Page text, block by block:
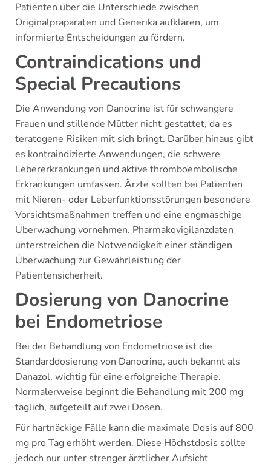
Patienten über die Unterschiede zwischen
Originalpräparaten und Generika aufklären, um
informierte Entscheidungen zu fördern.
Contraindications und
Special Precautions
Die Anwendung von Danocrine ist für schwangere
Frauen und stillende Mütter nicht gestattet, da es
teratogene Risiken mit sich bringt. Darüber hinaus gibt
es kontraindizierte Anwendungen, die schwere
Lebererkrankungen und aktive thromboembolische
Erkrankungen umfassen. Ärzte sollten bei Patienten
mit Nieren- oder Leberfunktionsstörungen besondere
Vorsichtsmaßnahmen treffen und eine engmaschige
Überwachung vornehmen. Pharmakovigilanzdaten
unterstreichen die Notwendigkeit einer ständigen
Überwachung zur Gewährleistung der
Patientensicherheit.
Dosierung von Danocrine
bei Endometriose
Bei der Behandlung von Endometriose ist die
Standarddosierung von Danocrine, auch bekannt als
Danazol, wichtig für eine erfolgreiche Therapie.
Normalerweise beginnt die Behandlung mit 200 mg
täglich, aufgeteilt auf zwei Dosen.
Für hartnäckige Fälle kann die maximale Dosis auf 800
mg pro Tag erhöht werden. Diese Höchstdosis sollte
jedoch nur unter strenger ärztlicher Aufsicht